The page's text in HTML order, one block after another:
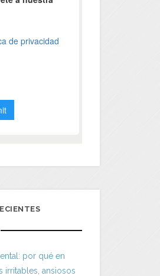
por qué en
irritables, ansiosos